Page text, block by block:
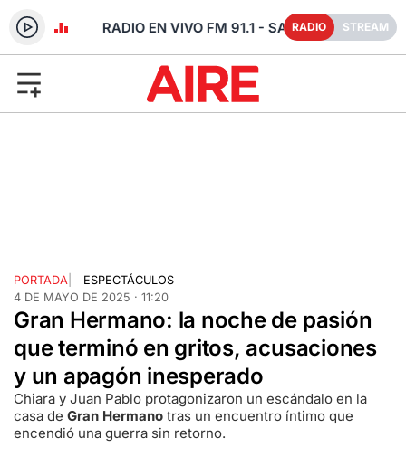
RADIO EN VIVO FM 91.1 - SANTA FE
RADIO STREAM
PORTADA
ESPECTÁCULOS
4 DE MAYO DE 2025 · 11:20
Gran Hermano: la noche de pasión
que terminó en gritos, acusaciones
y un apagón inesperado
Chiara y Juan Pablo protagonizaron un escándalo en la
casa de Gran Hermano tras un encuentro íntimo que
encendió una guerra sin retorno.